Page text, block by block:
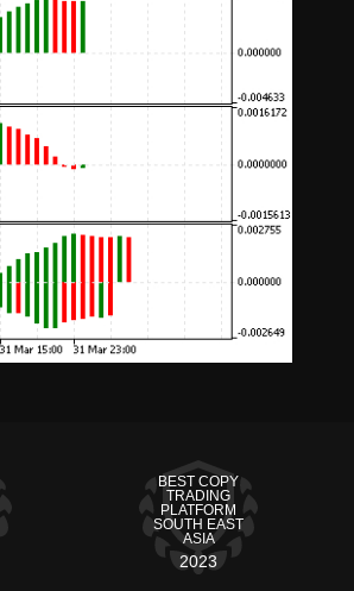
BEST COPY
TRADING
PLATFORM
SOUTH EAST
ASIA
2023